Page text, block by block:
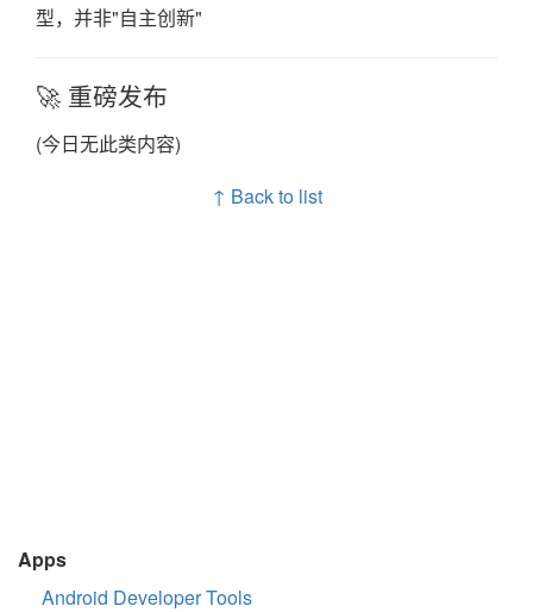
型，并非"自主创新"
🚀 重磅发布
(今日无此类内容)
↑ Back to list
Apps
Android Developer Tools